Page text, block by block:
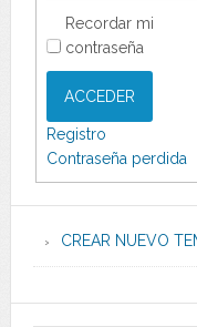
Recordar mi
contraseña
ACCEDER
Registro
Contraseña perdida
CREAR NUEVO